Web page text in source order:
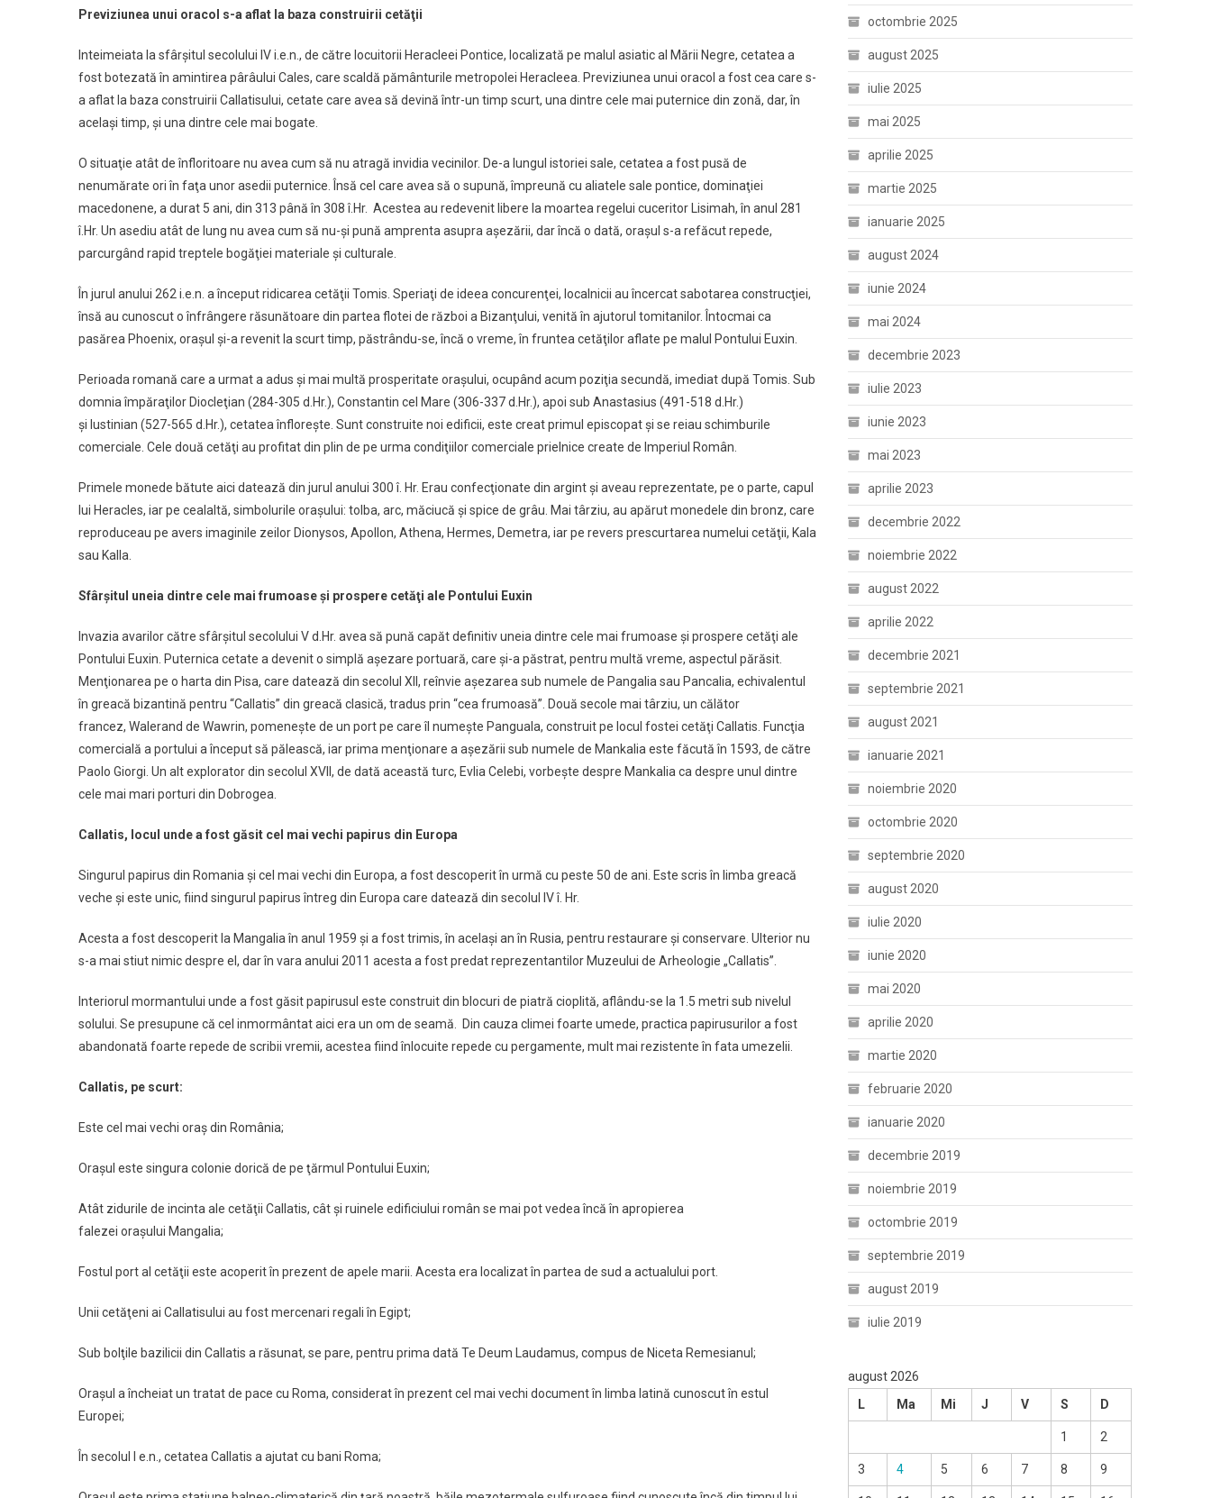
Previziunea unui oracol s-a aflat la baza construirii cetăţii
Inteimeiata la sfârşitul secolului IV i.e.n., de către locuitorii Heracleei Pontice, localizată pe malul asiatic al Mării Negre, cetatea a
fost botezată în amintirea pârâului Cales, care scaldă pământurile metropolei Heracleea. Previziunea unui oracol a fost cea care s-
a aflat la baza construirii Callatisului, cetate care avea să devină într-un timp scurt, una dintre cele mai puternice din zonă, dar, în
acelaşi timp, şi una dintre cele mai bogate.
O situaţie atât de înfloritoare nu avea cum să nu atragă invidia vecinilor. De-a lungul istoriei sale, cetatea a fost pusă de
nenumărate ori în faţa unor asedii puternice. Însă cel care avea să o supună, împreună cu aliatele sale pontice, dominaţiei
macedonene, a durat 5 ani, din 313 până în 308 î.Hr. Acestea au redevenit libere la moartea regelui cuceritor Lisimah, în anul 281
î.Hr. Un asediu atât de lung nu avea cum să nu-şi pună amprenta asupra aşezării, dar încă o dată, oraşul s-a refăcut repede,
parcurgând rapid treptele bogăţiei materiale şi culturale.
În jurul anului 262 i.e.n. a început ridicarea cetăţii Tomis. Speriaţi de ideea concurenţei, localnicii au încercat sabotarea construcţiei,
însă au cunoscut o înfrângere răsunătoare din partea flotei de război a Bizanţului, venită în ajutorul tomitanilor. Întocmai ca
pasărea Phoenix, oraşul şi-a revenit la scurt timp, păstrându-se, încă o vreme, în fruntea cetăţilor aflate pe malul Pontului Euxin.
Perioada romană care a urmat a adus şi mai multă prosperitate oraşului, ocupând acum poziţia secundă, imediat după Tomis. Sub
domnia împăraţilor Diocleţian (284-305 d.Hr.), Constantin cel Mare (306-337 d.Hr.), apoi sub Anastasius (491-518 d.Hr.)
şi Iustinian (527-565 d.Hr.), cetatea înfloreşte. Sunt construite noi edificii, este creat primul episcopat şi se reiau schimburile
comerciale. Cele două cetăţi au profitat din plin de pe urma condiţiilor comerciale prielnice create de Imperiul Român.
Primele monede bătute aici datează din jurul anului 300 î. Hr. Erau confecţionate din argint şi aveau reprezentate, pe o parte, capul
lui Heracles, iar pe cealaltă, simbolurile oraşului: tolba, arc, măciucă şi spice de grâu. Mai târziu, au apărut monedele din bronz, care
reproduceau pe avers imaginile zeilor Dionysos, Apollon, Athena, Hermes, Demetra, iar pe revers prescurtarea numelui cetăţii, Kala
sau Kalla.
Sfârşitul uneia dintre cele mai frumoase şi prospere cetăţi ale Pontului Euxin
Invazia avarilor către sfârşitul secolului V d.Hr. avea să pună capăt definitiv uneia dintre cele mai frumoase şi prospere cetăţi ale
Pontului Euxin. Puternica cetate a devenit o simplă aşezare portuară, care şi-a păstrat, pentru multă vreme, aspectul părăsit.
Menţionarea pe o harta din Pisa, care datează din secolul XII, reînvie aşezarea sub numele de Pangalia sau Pancalia, echivalentul
în greacă bizantină pentru “Callatis” din greacă clasică, tradus prin “cea frumoasă”. Două secole mai târziu, un călător
francez, Walerand de Wawrin, pomeneşte de un port pe care îl numeşte Panguala, construit pe locul fostei cetăţi Callatis. Funcţia
comercială a portului a început să pălească, iar prima menţionare a aşezării sub numele de Mankalia este făcută în 1593, de către
Paolo Giorgi. Un alt explorator din secolul XVII, de dată această turc, Evlia Celebi, vorbeşte despre Mankalia ca despre unul dintre
cele mai mari porturi din Dobrogea.
Callatis, locul unde a fost găsit cel mai vechi papirus din Europa
Singurul papirus din Romania şi cel mai vechi din Europa, a fost descoperit în urmă cu peste 50 de ani. Este scris în limba greacă
veche şi este unic, fiind singurul papirus întreg din Europa care datează din secolul IV î. Hr.
Acesta a fost descoperit la Mangalia în anul 1959 şi a fost trimis, în acelaşi an în Rusia, pentru restaurare şi conservare. Ulterior nu
s-a mai stiut nimic despre el, dar în vara anului 2011 acesta a fost predat reprezentantilor Muzeului de Arheologie „Callatis”.
Interiorul mormantului unde a fost găsit papirusul este construit din blocuri de piatră cioplită, aflându-se la 1.5 metri sub nivelul
solului. Se presupune că cel inmormântat aici era un om de seamă. Din cauza climei foarte umede, practica papirusurilor a fost
abandonată foarte repede de scribii vremii, acestea fiind înlocuite repede cu pergamente, mult mai rezistente în fata umezelii.
Callatis, pe scurt:
Este cel mai vechi oraş din România;
Oraşul este singura colonie dorică de pe ţărmul Pontului Euxin;
Atât zidurile de incinta ale cetăţii Callatis, cât şi ruinele edificiului român se mai pot vedea încă în apropierea
falezei oraşului Mangalia;
Fostul port al cetăţii este acoperit în prezent de apele marii. Acesta era localizat în partea de sud a actualului port.
Unii cetăţeni ai Callatisului au fost mercenari regali în Egipt;
Sub bolţile bazilicii din Callatis a răsunat, se pare, pentru prima dată Te Deum Laudamus, compus de Niceta Remesianul;
Oraşul a încheiat un tratat de pace cu Roma, considerat în prezent cel mai vechi document în limba latină cunoscut în estul
Europei;
În secolul I e.n., cetatea Callatis a ajutat cu bani Roma;
octombrie 2025
august 2025
iulie 2025
mai 2025
aprilie 2025
martie 2025
ianuarie 2025
august 2024
iunie 2024
mai 2024
decembrie 2023
iulie 2023
iunie 2023
mai 2023
aprilie 2023
decembrie 2022
noiembrie 2022
august 2022
aprilie 2022
decembrie 2021
septembrie 2021
august 2021
ianuarie 2021
noiembrie 2020
octombrie 2020
septembrie 2020
august 2020
iulie 2020
iunie 2020
mai 2020
aprilie 2020
martie 2020
februarie 2020
ianuarie 2020
decembrie 2019
noiembrie 2019
octombrie 2019
septembrie 2019
august 2019
iulie 2019
august 2026
L
Ma Mi J V S D
1 2
3 4 5 6 7 8 9